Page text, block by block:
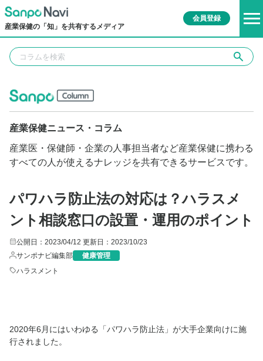
産業保健の「知」を共有するメディア
会員登録
産業保健ニュース・コラム
産業医・保健師・企業の人事担当者など産業保健に携わる
すべての人が使えるナレッジを共有できるサービスです。
パワハラ防止法の対応は？ハラスメ
ント相談窓口の設置・運用のポイント
公開日：2023/04/12 更新日：2023/10/23
サンポナビ編集部
健康管理
ハラスメント
2020年6月にはいわゆる「パワハラ防止法」が大手企業向けに施
行されました。